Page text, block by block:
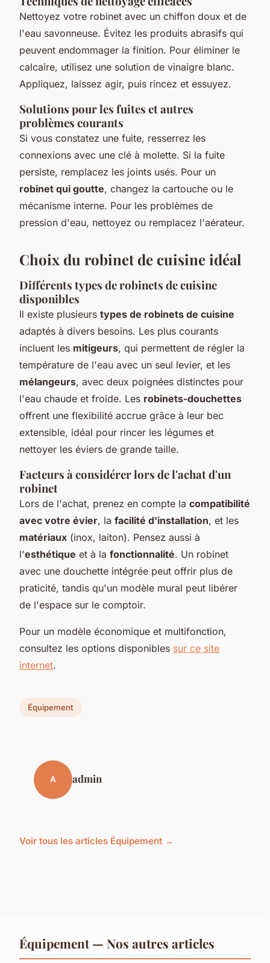
Nettoyez votre robinet avec un chiffon doux et de
l'eau savonneuse. Évitez les produits abrasifs qui
peuvent endommager la finition. Pour éliminer le
calcaire, utilisez une solution de vinaigre blanc.
Appliquez, laissez agir, puis rincez et essuyez.
Solutions pour les fuites et autres
problèmes courants
Si vous constatez une fuite, resserrez les
connexions avec une clé à molette. Si la fuite
persiste, remplacez les joints usés. Pour un
robinet qui goutte, changez la cartouche ou le
mécanisme interne. Pour les problèmes de
pression d'eau, nettoyez ou remplacez l'aérateur.
Choix du robinet de cuisine idéal
Différents types de robinets de cuisine
disponibles
Il existe plusieurs types de robinets de cuisine
adaptés à divers besoins. Les plus courants
incluent les mitigeurs, qui permettent de régler la
température de l'eau avec un seul levier, et les
mélangeurs, avec deux poignées distinctes pour
l'eau chaude et froide. Les robinets-douchettes
offrent une flexibilité accrue grâce à leur bec
extensible, idéal pour rincer les légumes et
nettoyer les éviers de grande taille.
Facteurs à considérer lors de l'achat d'un
robinet
Lors de l'achat, prenez en compte la compatibilité
avec votre évier, la facilité d'installation, et les
matériaux (inox, laiton). Pensez aussi à
l'esthétique et à la fonctionnalité. Un robinet
avec une douchette intégrée peut offrir plus de
praticité, tandis qu'un modèle mural peut libérer
de l'espace sur le comptoir.
Pour un modèle économique et multifonction,
consultez les options disponibles sur ce site
internet.
Équipement
A admin
Voir tous les articles Équipement →
Équipement — Nos autres articles